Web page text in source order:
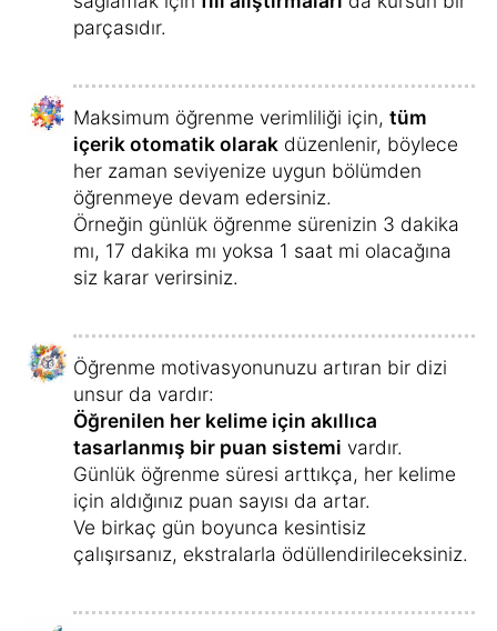
parçasıdır.
Maksimum öğrenme verimliliği için, tüm
içerik otomatik olarak düzenlenir, böylece
her zaman seviyenize uygun bölümden
öğrenmeye devam edersiniz.
Örneğin günlük öğrenme sürenizin 3 dakika
mı, 17 dakika mı yoksa 1 saat mi olacağına
siz karar verirsiniz.
Öğrenme motivasyonunuzu artıran bir dizi
unsur da vardır:
Öğrenilen her kelime için akıllıca
tasarlanmış bir puan sistemi vardır.
Günlük öğrenme süresi arttıkça, her kelime
için aldığınız puan sayısı da artar.
Ve birkaç gün boyunca kesintisiz
çalışırsanız, ekstralarla ödüllendirileceksiniz.